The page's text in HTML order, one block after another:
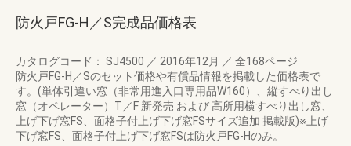
防火戸FG-H／S完成品価格表
カタログコード： SJ4500 ／ 2016年12月 ／ 全168ページ
防火戸FG-H／Sのセット価格や有償品情報を掲載した価格表で
す。(単体引違い窓（非常用進入口専用品W160）、縦すべり出し
窓（オペレーター）T／F 新発売 および 高所用横すべり出し窓、
上げ下げ窓FS、面格子付上げ下げ窓FSサイズ追加 掲載版)※上げ
下げ窓FS、面格子付上げ下げ窓FSは防火戸FG-Hのみ。